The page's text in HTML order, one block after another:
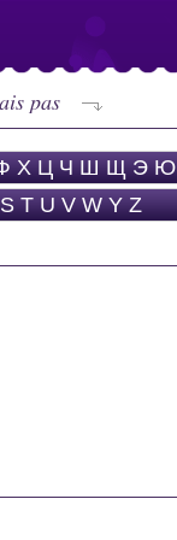
pas
Х Ц Ч Ш Щ Э Ю
S T U V W Y Z